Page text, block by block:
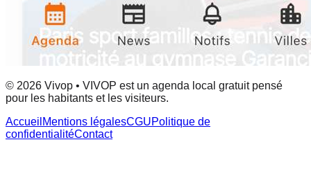
© 2026 Vivop • VIVOP est un agenda local gratuit pensé
pour les habitants et les visiteurs.
Accueil Mentions légalesCGUPolitique de
confidentialitéContact